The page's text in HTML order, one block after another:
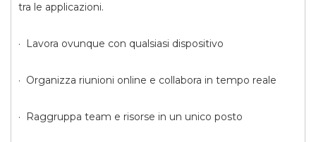
tra le applicazioni.
· Lavora ovunque con qualsiasi dispositivo
· Organizza riunioni online e collabora in tempo reale
· Raggruppa team e risorse in un unico posto